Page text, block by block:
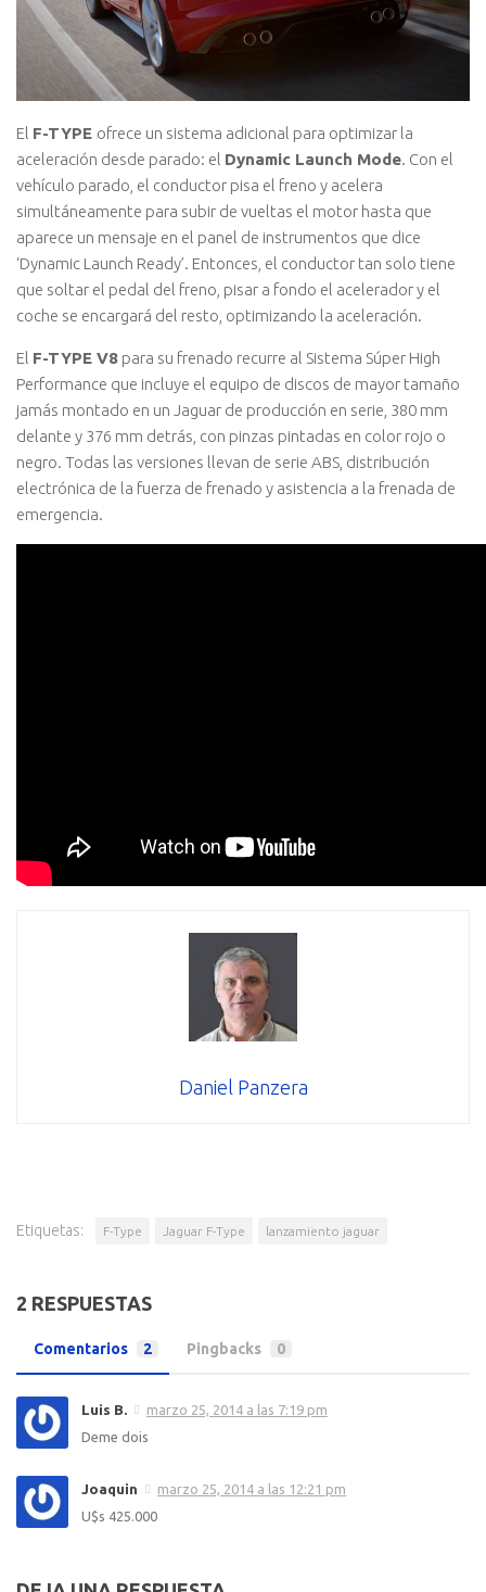
El F-TYPE ofrece un sistema adicional para optimizar la
aceleración desde parado: el Dynamic Launch Mode. Con el
vehículo parado, el conductor pisa el freno y acelera
simultáneamente para subir de vueltas el motor hasta que
aparece un mensaje en el panel de instrumentos que dice
‘Dynamic Launch Ready’. Entonces, el conductor tan solo tiene
que soltar el pedal del freno, pisar a fondo el acelerador y el
coche se encargará del resto, optimizando la aceleración.
El F-TYPE V8 para su frenado recurre al Sistema Súper High
Performance que incluye el equipo de discos de mayor tamaño
jamás montado en un Jaguar de producción en serie, 380 mm
delante y 376 mm detrás, con pinzas pintadas en color rojo o
negro. Todas las versiones llevan de serie ABS, distribución
electrónica de la fuerza de frenado y asistencia a la frenada de
emergencia.
Daniel Panzera
Etiquetas: F-Type Jaguar F-Type lanzamiento jaguar
2 RESPUESTAS
Comentarios 2 Pingbacks 0
Luis B.
marzo 25, 2014 a las 7:19 pm
Deme dois
Joaquin
marzo 25, 2014 a las 12:21 pm
U$s 425.000